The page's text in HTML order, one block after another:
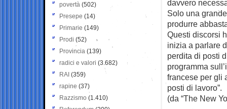
davvero
Solo una
produrre
Questi discorsi
inizia a parlare
perdita di posti
programma
francese per gli
posti di lavoro”.
(da “The New
povertà (502)
Presepe (14)
Primarie (149)
Prodi (52)
Provincia (139)
radici e valori (3.682)
RAI (359)
rapine (37)
Razzismo (1.410)